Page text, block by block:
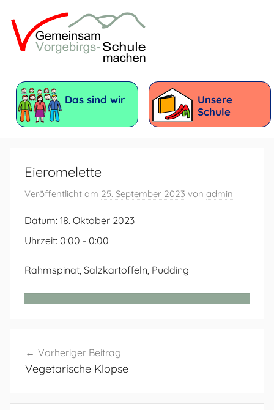
Inhalt
springen
Vorgebirgsschule
mit
dem
Förderschwerpunkt:
Das sind wir
Unsere
Schule
Eieromelette
Veröffentlicht am 25. September 2023 von admin
Datum: 18. Oktober 2023
Uhrzeit: 0:00 - 0:00
Rahmspinat, Salzkartoffeln, Pudding
Vorheriger Beitrag
Vegetarische Klopse